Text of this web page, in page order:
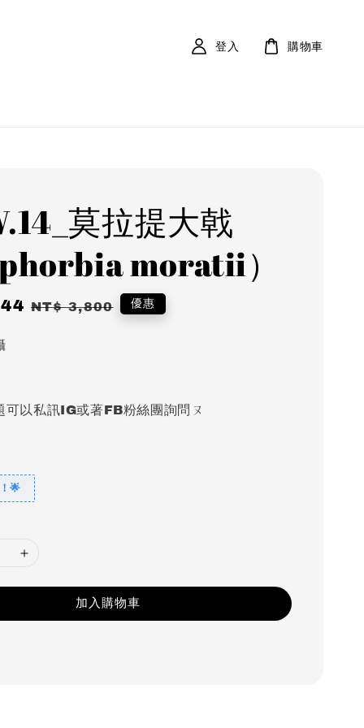
登入 購物車
莫拉提大戟
moratii）
Regular
NT$ 3,800 優惠
可以私訊IG或著FB粉絲團詢問ㄡ
🌟
加入購物車